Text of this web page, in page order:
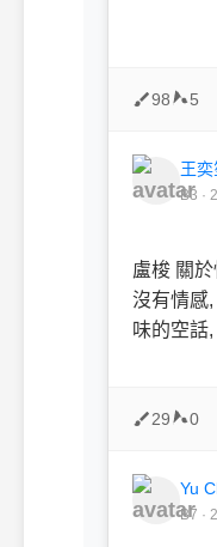
98 5
王奕
B3 ·
盧梭 關
沒有情感
味的空話
29 0
Yu
B7 ·